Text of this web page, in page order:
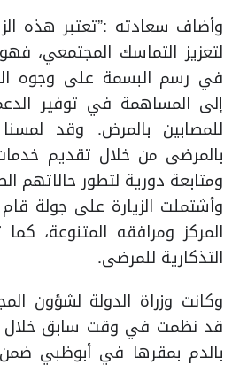
وأضاف سعادته :”تعتبر هذه
لتعزيز التماسك المجتمعي،
في رسم البسمة على وجوه
إلى المساهمة في توفير
للمصابين بالمرض. وقد
بالمرضى من خلال تقديم
ومتابعة دورية لتطور حالاتهم
وأشتملت الزيارة على جولة
المركز ومرافقه المتنوعة،
التذكارية للمرضى.
وكانت وزراة الدولة لشؤون
قد نظمت في وقت سابق خلال
بالدم بمقرها في أبوظبي